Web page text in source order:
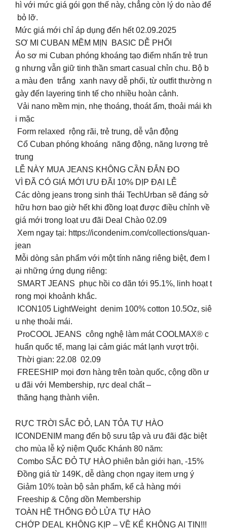
hì với mức giá gói gọn thế này, chẳng còn lý do nào để
bỏ lỡ.
Mức giá mới chỉ áp dụng đến hết 02.09.2025
SƠ MI CUBAN MỀM MỊN BASIC DỄ PHỐI
Áo sơ mi Cuban phóng khoáng tạo điểm nhấn trẻ trun
g nhưng vẫn giữ tinh thần smart casual chỉn chu. Bộ b
a màu đen trắng xanh navy dễ phối, từ outfit thường n
gày đến layering tinh tế cho nhiều hoàn cảnh.
️ Vải nano mềm mịn, nhẹ thoáng, thoát ẩm, thoải mái kh
i mặc
️ Form relaxed rộng rãi, trẻ trung, dễ vận động
️ Cổ Cuban phóng khoáng năng động, năng lượng trẻ
trung
LỄ NÀY MUA JEANS KHÔNG CẦN ĐẮN ĐO
VÌ ĐÃ CÓ GIÁ MỚI ƯU ĐÃI 10% DỊP ĐẠI LỄ
Các dòng jeans trong sinh thái TechUrban sẽ đáng sở
hữu hơn bao giờ hết khi đồng loạt được điều chỉnh về
giá mới trong loạt ưu đãi Deal Chào 02.09
Xem ngay tại: https://icondenim.com/collections/quan-
jean
Mỗi dòng sản phẩm với một tính năng riêng biệt, đem l
ại những ứng dụng riêng:
SMART JEANS phục hồi co dãn tới 95.1%, linh hoạt t
rong mọi khoảnh khắc.
ICON105 LightWeight denim 100% cotton 10.5Oz, siê
u nhẹ thoải mái.
ProCOOL JEANS công nghệ làm mát COOLMAX® c
huẩn quốc tế, mang lại cảm giác mát lạnh vượt trội.
Thời gian: 22.08 02.09
FREESHIP mọi đơn hàng trên toàn quốc, cộng dồn ư
u đãi với Membership, rực deal chất –
thăng hạng thành viên.
RỰC TRỜI SẮC ĐỎ, LAN TỎA TỰ HÀO
ICONDENIM mang đến bộ sưu tập và ưu đãi đặc biệt
cho mùa lễ kỷ niệm Quốc Khánh 80 năm:
Combo SẮC ĐỎ TỰ HÀO phiên bản giới hạn, -15%
Đồng giá từ 149K, dễ dàng chọn ngay item ưng ý
Giảm 10% toàn bộ sản phẩm, kể cả hàng mới
Freeship & Cộng dồn Membership
TOÀN HỆ THỐNG ĐỎ LỬA TỰ HÀO
CHỚP DEAL KHÔNG KỊP – VỀ KỂ KHÔNG AI TIN!!!